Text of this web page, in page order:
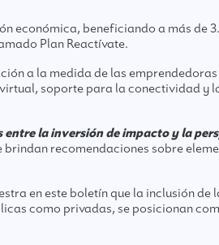
económica, beneficiando a más de
Plan Reactívate.
a la medida de las
soporte para la conectividad y
entre la inversión de impacto y la
recomendaciones sobre
en este boletín que la inclusión de
como privadas, se posicionan